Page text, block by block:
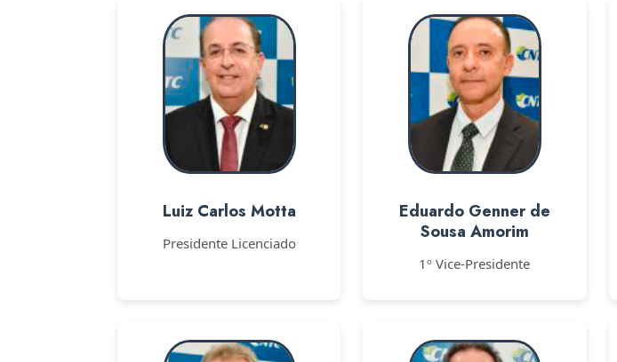
Luiz Carlos Motta
Presidente Licenciado
Eduardo Genner de
Sousa Amorim
1º Vice-Presidente